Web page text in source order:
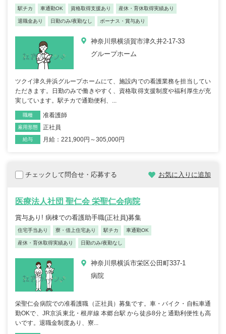
駅チカ 車通勤OK 資格取得支援あり 産休・育休取得実績あり
退職金あり 日勤のみ/夜勤なし ボーナス・賞与あり
神奈川県横須賀市津久井2-17-33
グループホーム
ツクイ津久井浜グループホームにて、施設内での看護業務を担当してい
ただきます。日勤のみで働きやすく、資格取得支援制度や福利厚生が充
実しています。駅チカで通勤便利、...
職種 准看護師
雇用形態 正社員
給与 月給：221,900円～305,000円
チェックして問合せ・応募する お気に入りに追加
医療法人社団 聖仁会 栄聖仁会病院
賞与あり! 病棟での看護助手職(正社員)募集
住宅手当あり 寮・借上住宅あり 駅チカ 車通勤OK
産休・育休取得実績あり 日勤のみ/夜勤なし
神奈川県横浜市栄区公田町337-1
病院
栄聖仁会病院での准看護職（正社員）募集です。車・バイク・自転車通
勤OKで、JR京浜東北・根岸線 本郷台駅 から徒歩8分と通勤利便性も高
いです。退職金制度あり、寮...